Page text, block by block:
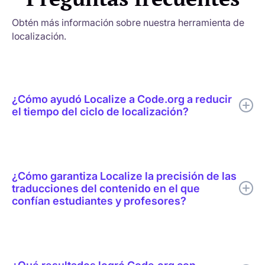
Obtén más información sobre nuestra herramienta de
localización.
¿Cómo ayudó Localize a Code.org a reducir
el tiempo del ciclo de localización?
un único flujo de trabajo de localización.
¿Cómo garantiza Localize la precisión de las
traducciones del contenido en el que
confían estudiantes y profesores?